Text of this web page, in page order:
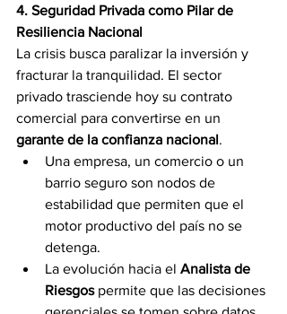
4. Seguridad Privada como Pilar de
Resiliencia Nacional
La crisis busca paralizar la inversión y
fracturar la tranquilidad. El sector
privado trasciende hoy su contrato
comercial para convertirse en un
garante de la confianza nacional.
Una empresa, un comercio o un
barrio seguro son nodos de
estabilidad que permiten que el
motor productivo del país no se
detenga.
La evolución hacia el Analista de
Riesgos permite que las decisiones